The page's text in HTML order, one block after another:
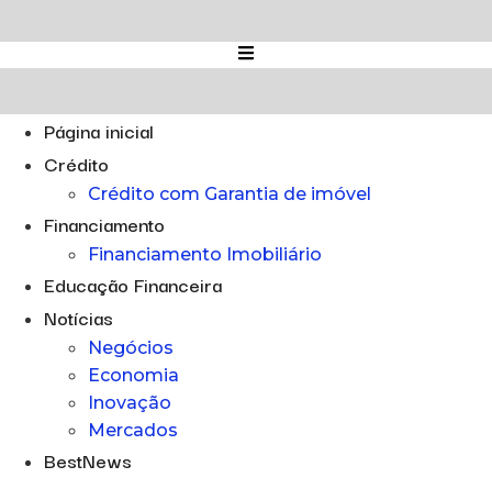
para
o
Página inicial
Crédito
Crédito com Garantia de imóvel
Financiamento
Financiamento Imobiliário
Educação Financeira
Notícias
Negócios
Economia
Inovação
Mercados
BestNews